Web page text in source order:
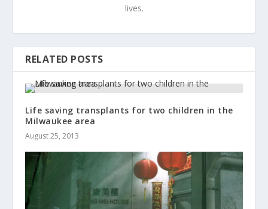
lives.
RELATED POSTS
Life saving transplants for two children in the
Milwaukee area
August 25, 2013